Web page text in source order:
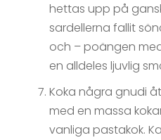
hettas upp på
sardellerna fallit
och – poängen
en alldeles ljuvlig
Koka några gnudi
med en massa
vanliga pastakok.